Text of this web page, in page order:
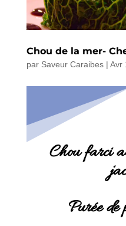
Chou de la mer-
par Saveur Caraibes| Avr
Chou farci
Purée de